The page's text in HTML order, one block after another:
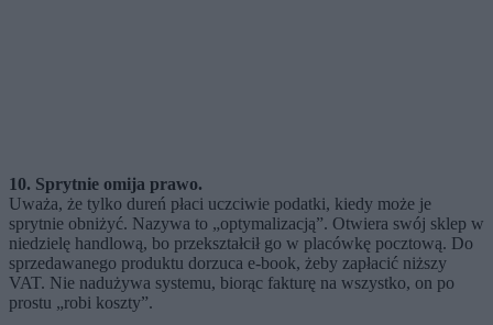
10. Sprytnie omija prawo.
Uważa, że tylko dureń płaci uczciwie podatki, kiedy może je
sprytnie obniżyć. Nazywa to „optymalizacją”. Otwiera swój sklep w
niedzielę handlową, bo przekształcił go w placówkę pocztową. Do
sprzedawanego produktu dorzuca e-book, żeby zapłacić niższy
VAT. Nie nadużywa systemu, biorąc fakturę na wszystko, on po
prostu „robi koszty”.